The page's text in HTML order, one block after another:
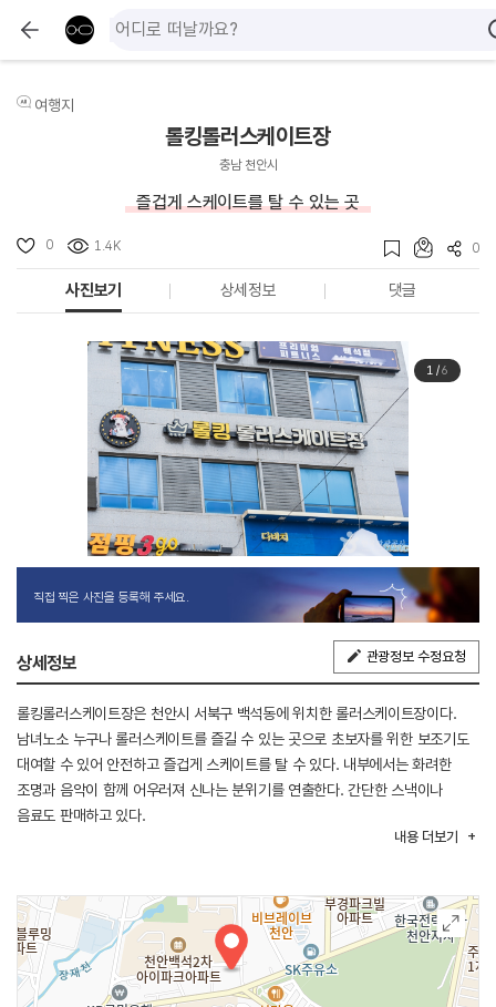
여행지
롤킹롤러스케이트장
충남 천안시
즐겁게 스케이트를 탈 수 있는 곳
0 1.4K 0
사진보기 상세정보 댓글
1/6
직접 찍은 사진을 등록해 주세요.
상세정보 관광정보 수정요청
롤킹롤러스케이트장은 천안시 서북구 백석동에 위치한 롤러스케이트장이다.
남녀노소 누구나 롤러스케이트를 즐길 수 있는 곳으로 초보자를 위한 보조기도
대여할 수 있어 안전하고 즐겁게 스케이트를 탈 수 있다. 내부에서는 화려한
조명과 음악이 함께 어우러져 신나는 분위기를 연출한다. 간단한 스낵이나
음료도 판매하고 있다.
롤킹롤러스케이트장은 동서대로와 백석로 등을 통해 접근할 수 있으며
유관순체육관, 봉서산, 천안 백석동 선사유적 및 백제토성 등의 관광지가 있다.
내용 더보기